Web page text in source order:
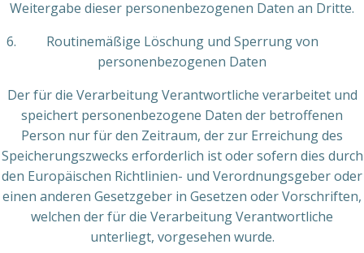
Weitergabe dieser personenbezogenen Daten an Dritte.
Routinemäßige Löschung und Sperrung von
personenbezogenen Daten
Der für die Verarbeitung Verantwortliche verarbeitet und
speichert personenbezogene Daten der betroffenen
Person nur für den Zeitraum, der zur Erreichung des
Speicherungszwecks erforderlich ist oder sofern dies durch
den Europäischen Richtlinien- und Verordnungsgeber oder
einen anderen Gesetzgeber in Gesetzen oder Vorschriften,
welchen der für die Verarbeitung Verantwortliche
unterliegt, vorgesehen wurde.